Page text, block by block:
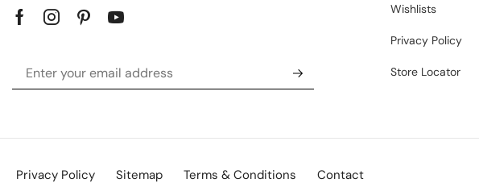
Wishlists
Privacy Policy
Store Locator
Privacy Policy Sitemap Terms & Conditions Contact